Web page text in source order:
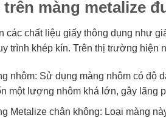
trên màng metalize
các chất liệu giấy thông dụng như
trình khép kín. Trên thị trường hiện
nhôm: Sử dụng màng nhôm có độ
một lượng nhôm khá lớn, gây lãng
Metalize chân không: Loại màng